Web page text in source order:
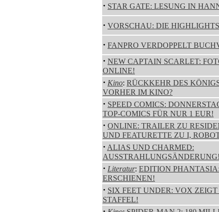
· STAR GATE: LESUNG IN
· VORSCHAU: DIE
· FANPRO VERDOPPELT
· NEW CAPTAIN SCARLET:
ONLINE!
· Kino: RÜCKKEHR DES
VORHER IM KINO?
· SPEED COMICS:
TOP-COMICS FÜR NUR 1 EUR!
· ONLINE: TRAILER ZU
UND FEATURETTE ZU I,
· ALIAS UND CHARMED:
· Literatur: EDITION
ERSCHIENEN!
· SIX FEET UNDER: VOX
STAFFEL!